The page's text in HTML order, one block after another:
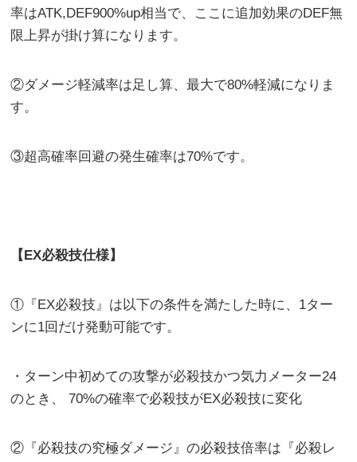
率はATK,DEF900%up相当で、ここに追加効果のDEF無
限上昇が掛け算になります。
②ダメージ軽減率は足し算、最大で80%軽減になりま
す。
③超高確率回避の発生確率は70%です。
【EX必殺技仕様】
①『EX必殺技』は以下の条件を満たした時に、1ター
ンに1回だけ発動可能です。
・ターン中初めての攻撃が必殺技かつ気力メーター24
のとき、 70%の確率で必殺技がEX必殺技に変化
②『必殺技の究極ダメージ』の必殺技倍率は『必殺レ